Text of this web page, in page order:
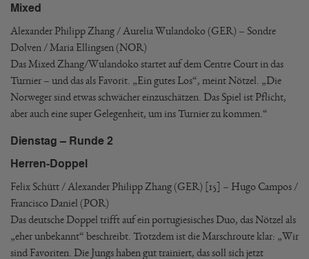
Mixed
Alexander Philipp Zhang / Aurelia Wulandoko (GER) – Sondre
Dolven / Maria Ellingsen (NOR)
Das Mixed Zhang/Wulandoko startet auf dem Centre Court in das
Turnier – und das als Favorit. „Ein gutes Los“, meint Nötzel. „Die
Norweger sind etwas schwächer einzuschätzen. Das Spiel ist Pflicht,
aber auch eine super Gelegenheit, um ins Turnier zu kommen.“
Dienstag – Runde 2
Herren-Doppel
Felix Schütt / Alexander Philipp Zhang (GER) [15] – Hugo Campos /
Francisco Daniel (POR)
Das deutsche Doppel trifft auf ein portugiesisches Duo, das Nötzel als
„eher unbekannt“ beschreibt. Trotzdem ist die Marschroute klar: „Wir
sind Favoriten. Die Jungs haben gut trainiert, das soll sich jetzt